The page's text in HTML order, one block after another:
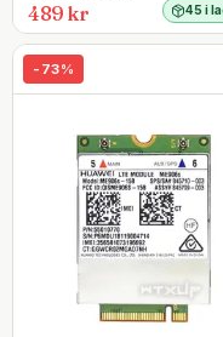
489 kr 45 i
- 73%